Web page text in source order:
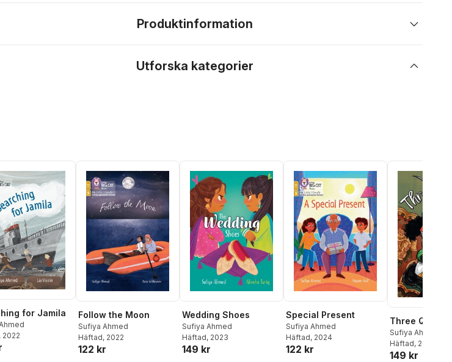
Produktinformation
Utforska kategorier
for Jamila
, 2022
Follow the Moon
Sufiya Ahmed
Häftad, 2022
122 kr
Wedding Shoes
Sufiya Ahmed
Häftad, 2023
149 kr
Special Present
Sufiya Ahmed
Häftad, 2024
122 kr
Three Queens
Sufiya Ahmed
Häftad, 2026
149 kr